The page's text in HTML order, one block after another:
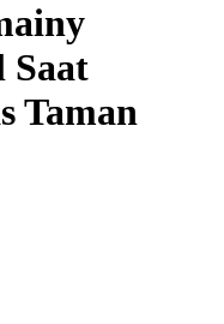
Saat
Taman